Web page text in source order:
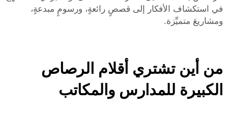
في استكشاف الأفكار إلى قصصٍ رائعةٍ، ورسومٍ مبدعةٍ،
ومشاريعَ متميِّزة.
من أين تشتري أقلام الرصاص
الكبيرة للمدارس والمكاتب